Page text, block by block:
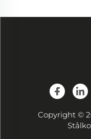
Copyright ©